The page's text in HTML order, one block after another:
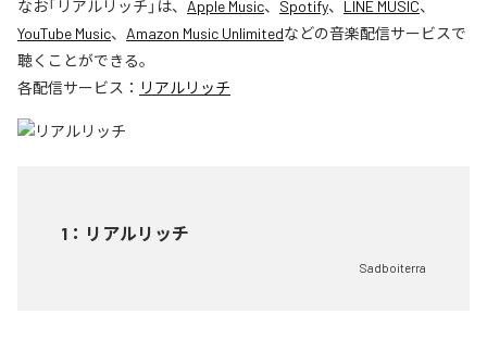
なお「リアルリッチ 」は、 Apple Music、 Spotify、 LINE MUSIC、
YouTube Music、 Amazon Music Unlimitedなどの音楽配信サービスで
聴くことができる。
各配信サービス： リアルリッチ
1 ： リアルリッチ
Sadboiterra